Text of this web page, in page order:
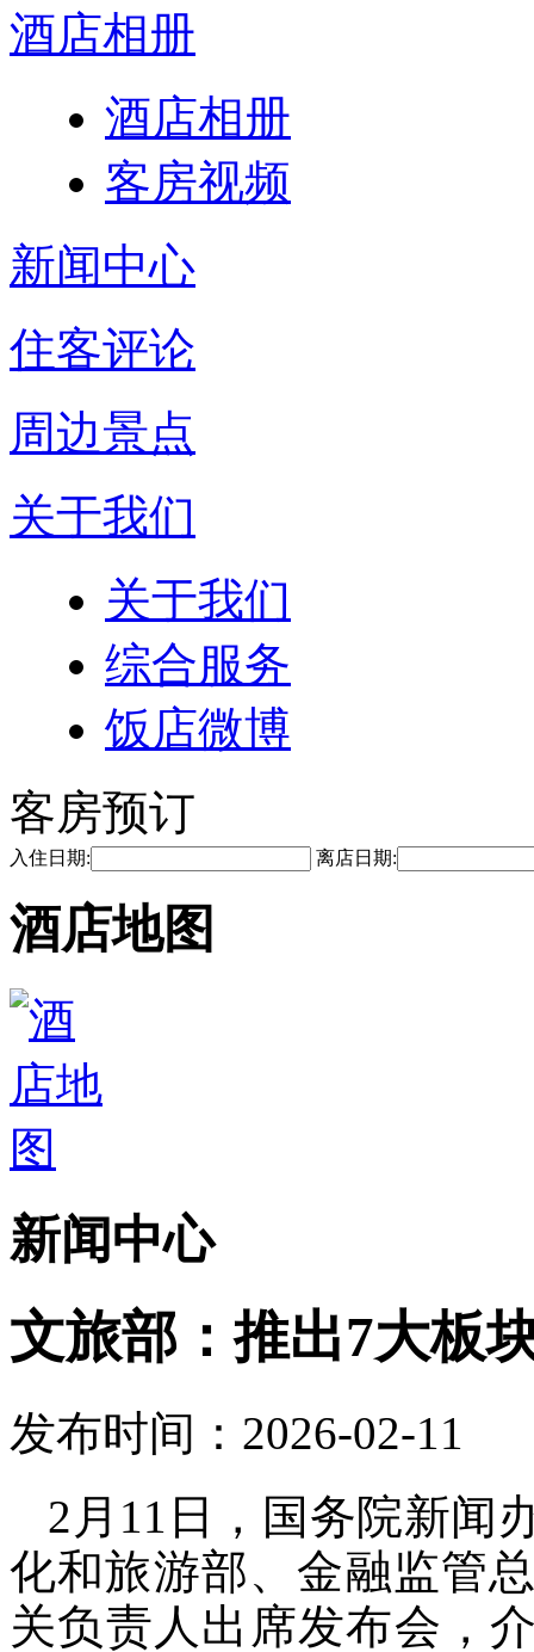
酒店相册
酒店相册
客房视频
新闻中心
住客评论
周边景点
关于我们
关于我们
综合服务
饭店微博
客房预订
入住日期: 离店日期:
酒店地图
新闻中心
文旅部：推出7大板
发布时间：2026-02-11
2月11日，国务院新闻
化和旅游部、金融监管
关负责人出席发布会，